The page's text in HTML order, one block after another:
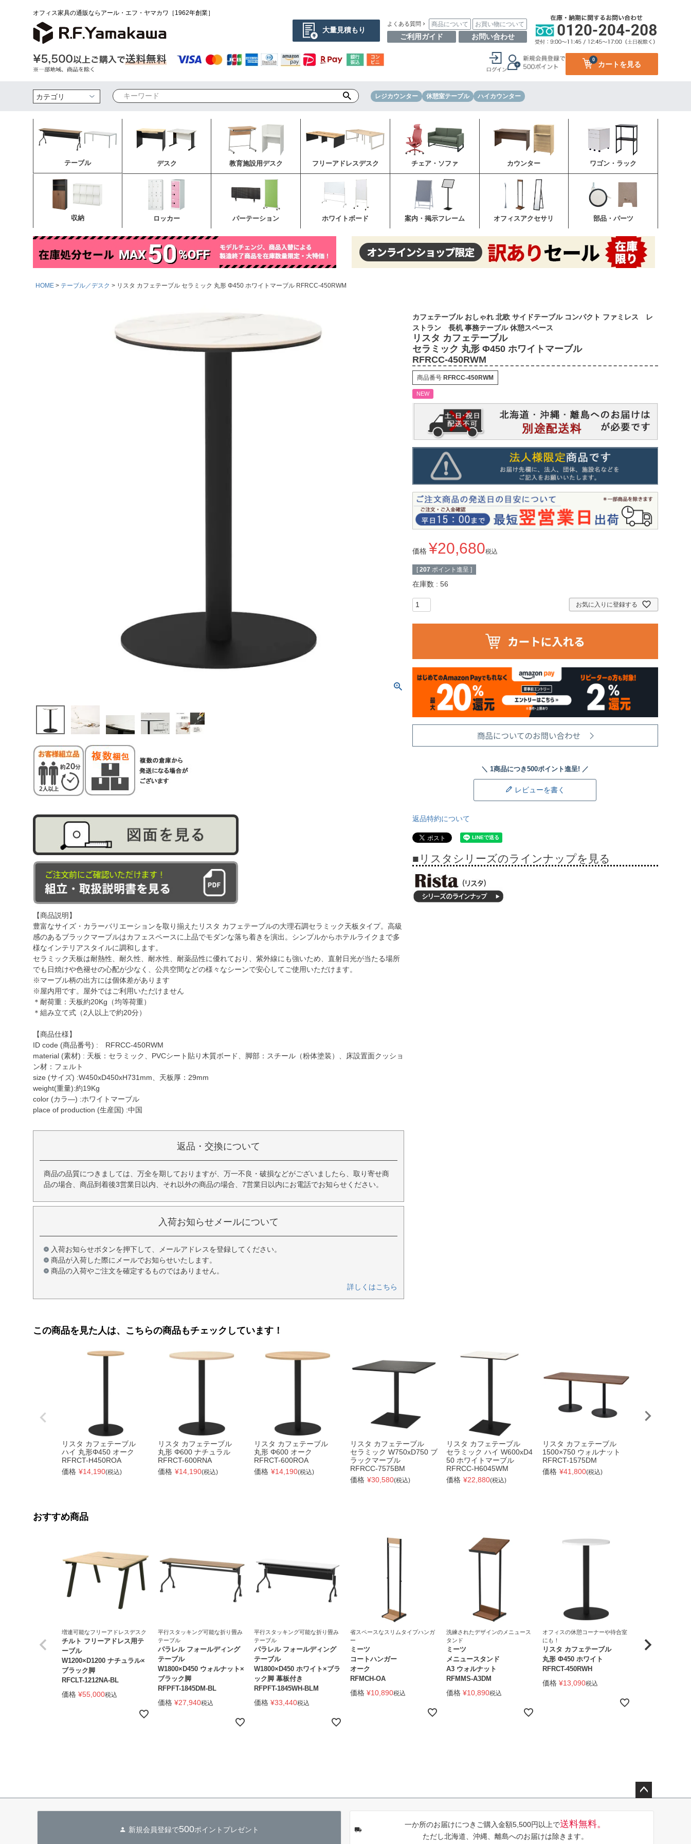
オフィス家具の通販ならアール・エフ・ヤマカワ［1962年創業］
大量見積もり
よくある質問 商品について お買い物について
ご利用ガイド お問い合わせ
カートを見る
0
検索 レジカウンター 休憩室テーブル ハイカウンター
テーブル デスク 教育施設用デスク フリーアドレスデスク チェア・ソファ カウンター ワゴン・ラック
収納 ロッカー パーテーション ホワイトボード 案内・掲示フレーム オフィスアクセサリ 部品・パーツ
HOME テーブル／デスク リスタ カフェテーブル セラミック 丸形 Φ450 ホワイトマーブル RFRCC-450RWM
【商品説明】
豊富なサイズ・カラーバリエーションを取り揃えたリスタ カフェテーブルの大理石調セラミック天板タイプ。高級
感のあるブラックマーブルはカフェスペースに上品でモダンな落ち着きを演出。シンプルからホテルライクまで多
様なインテリアスタイルに調和します。
セラミック天板は耐熱性、耐久性、耐水性、耐薬品性に優れており、紫外線にも強いため、直射日光が当たる場所
でも日焼けや色褪せの心配が少なく、公共空間などの様々なシーンで安心してご使用いただけます。
※マーブル柄の出方には個体差があります
※屋内用です。屋外ではご利用いただけません
＊耐荷重：天板約20Kg（均等荷重）
＊組み立て式（2人以上で約20分）
【商品仕様】
ID code (商品番号) : RFRCC-450RWM
material (素材) : 天板：セラミック、PVCシート貼り木質ボード、脚部：スチール（粉体塗装）、床設置面クッショ
ン材：フェルト
size (サイズ) :W450xD450xH731mm、天板厚：29mm
weight(重量):約19Kg
color (カラ―) :ホワイトマーブル
place of production (生産国) :中国
返品・交換について
商品の品質につきましては、万全を期しておりますが、万一不良・破損などがございましたら、取り寄せ商
品の場合、商品到着後3営業日以内、それ以外の商品の場合、7営業日以内にお電話でお知らせください。
入荷お知らせメールについて
入荷お知らせボタンを押下して、メールアドレスを登録してください。
商品が入荷した際にメールでお知らせいたします。
商品の入荷やご注文を確定するものではありません。
詳しくはこちら
カフェテーブル おしゃれ 北欧 サイドテーブル コンパクト ファミレス レ
ストラン 長机 事務テーブル 休憩スペース
リスタ カフェテーブル
セラミック 丸形 Φ450 ホワイトマーブル
RFRCC-450RWM
商品番号 RFRCC-450RWM
NEW
価格 ¥20,680税込
[ 207 ポイント進呈 ]
在庫数 56
お気に入りに登録する
レビューを書く
返品特約について
■リスタシリーズのラインナップを見る
この商品を見た人は、こちらの商品もチェックしています！
リスタ カフェテーブル
ハイ 丸形Φ450 オーク
RFRCT-H450ROA
価格 ¥14,190(税込)
リスタ カフェテーブル
丸形 Φ600 ナチュラル
RFRCT-600RNA
価格 ¥14,190(税込)
リスタ カフェテーブル
丸形 Φ600 オーク
RFRCT-600ROA
価格 ¥14,190(税込)
リスタ カフェテーブル
セラミック W750xD750 ブ
ラックマーブル
RFRCC-7575BM
価格 ¥30,580(税込)
リスタ カフェテーブル
セラミック ハイ W600xD4
50 ホワイトマーブル
RFRCC-H6045WM
価格 ¥22,880(税込)
リスタ カフェテーブル
1500×750 ウォルナット
RFRCT-1575DM
価格 ¥41,800(税込)
おすすめ商品
増連可能なフリーアドレスデスク
チルト フリーアドレス用テ
ーブル
W1200×D1200 ナチュラル×
ブラック脚
RFCLT-1212NA-BL
価格 ¥55,000税込
平行スタッキング可能な折り畳み
テーブル
パラレル フォールディング
テーブル
W1800×D450 ウォルナット×
ブラック脚
RFPFT-1845DM-BL
価格 ¥27,940税込
平行スタッキング可能な折り畳み
テーブル
パラレル フォールディング
テーブル
W1800×D450 ホワイト×ブラ
ック脚 幕板付き
RFPFT-1845WH-BLM
価格 ¥33,440税込
省スペースなスリムタイプハンガ
ー
ミーツ
コートハンガー
オーク
RFMCH-OA
価格 ¥10,890税込
洗練されたデザインのメニュース
タンド
ミーツ
メニュースタンド
A3 ウォルナット
RFMMS-A3DM
価格 ¥10,890税込
オフィスの休憩コーナーや待合室
にも！
リスタ カフェテーブル
丸形 Φ450 ホワイト
RFRCT-450RWH
価格 ¥13,090税込
にも！
リスタ カフェテ
新規会員登録で500ポイントプレゼント
一か所のお届けにつきご購入金額5,500円以上で送料無料。
ただし北海道、沖縄、離島へのお届けは除きます。